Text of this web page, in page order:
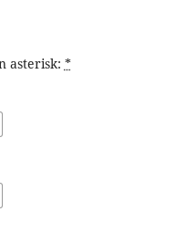
asterisk: *